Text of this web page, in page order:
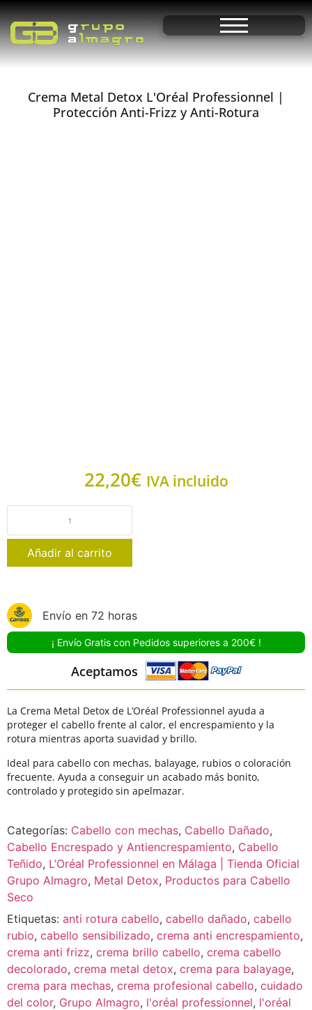
Crema Metal Detox L'Oréal Professionnel |
Protección Anti-Frizz y Anti-Rotura
22,20€ IVA incluido
Añadir al carrito
Envío en 72 horas
¡ Envío Gratis con Pedidos superiores a 200€ !
Aceptamos
La Crema Metal Detox de L’Oréal Professionnel ayuda a
proteger el cabello frente al calor, el encrespamiento y la
rotura mientras aporta suavidad y brillo.
Ideal para cabello con mechas, balayage, rubios o coloración
frecuente. Ayuda a conseguir un acabado más bonito,
controlado y protegido sin apelmazar.
Categorías: Cabello con mechas, Cabello Dañado,
Cabello Encrespado y Antiencrespamiento, Cabello
Teñido, L’Oréal Professionnel en Málaga | Tienda Oficial
Grupo Almagro, Metal Detox, Productos para Cabello
Seco
Etiquetas: anti rotura cabello, cabello dañado, cabello
rubio, cabello sensibilizado, crema anti encrespamiento,
crema anti frizz, crema brillo cabello, crema cabello
decolorado, crema metal detox, crema para balayage,
crema para mechas, crema profesional cabello, cuidado
del color, Grupo Almagro, l'oréal professionnel, l'oréal